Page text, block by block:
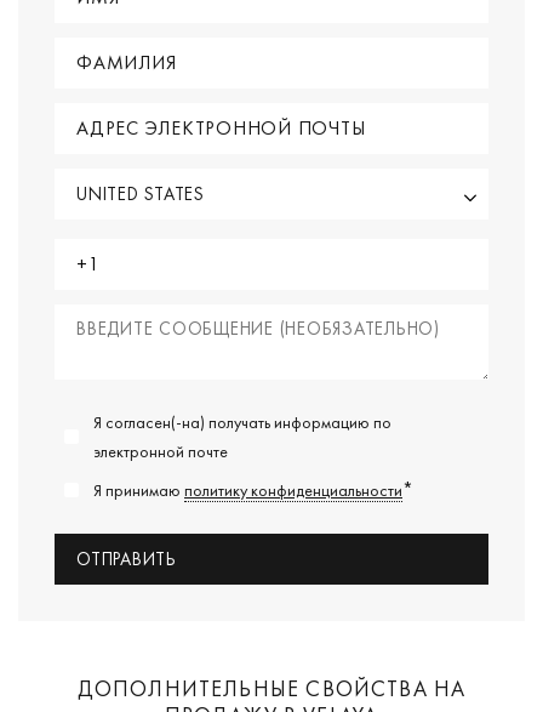
Я согласен(-на) получать информацию по
электронной почте
Я принимаю политику конфиденциальности*
ДОПОЛНИТЕЛЬНЫЕ СВОЙСТВА НА